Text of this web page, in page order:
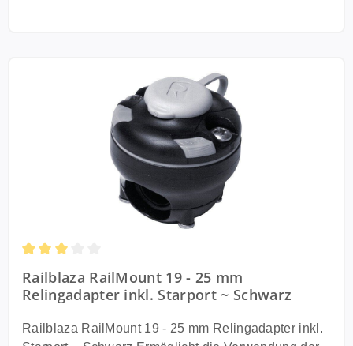
Railblaza RailMount 19 - 25 mm
Relingadapter inkl. Starport ~ Schwarz
Railblaza RailMount 19 - 25 mm Relingadapter inkl.